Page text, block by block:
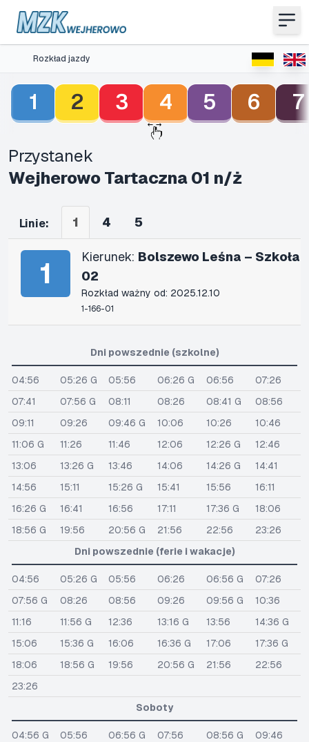
Rozkład jazdy
1 2 3 4 5 6 7
Przystanek
Wejherowo Tartaczna 01 n/ż
Linie: 1 4 5
1 Kierunek: Bolszewo Leśna – Szkoła
02
Rozkład ważny od: 2025.12.10
1-166-01
Dni powszednie (szkolne)
04:56 05:26 G 05:56 06:26 G 06:56
07:26
07:41
07:56 G 08:11 08:26 08:41 G
08:56
09:11
09:26 09:46 G 10:06 10:26
10:46
11:06 G
11:26 11:46 12:06 12:26 G
12:46
13:06
13:26 G 13:46 14:06 14:26 G
14:41
14:56
15:11 15:26 G 15:41 15:56
16:11
16:26 G
16:41 16:56 17:11 17:36 G
18:06
18:56 G
19:56 20:56 G 21:56 22:56
23:26
Dni powszednie (ferie i wakacje)
04:56 05:26 G 05:56 06:26 06:56 G
07:26
07:56 G
08:26 08:56 09:26 09:56 G
10:36
11:16
11:56 G 12:36 13:16 G 13:56
14:36 G
15:06
15:36 G 16:06 16:36 G 17:06
17:36 G
18:06
18:56 G 19:56 20:56 G 21:56
22:56
23:26
Soboty
04:56 G 05:56 06:56 G 07:56 08:56 G
09:46